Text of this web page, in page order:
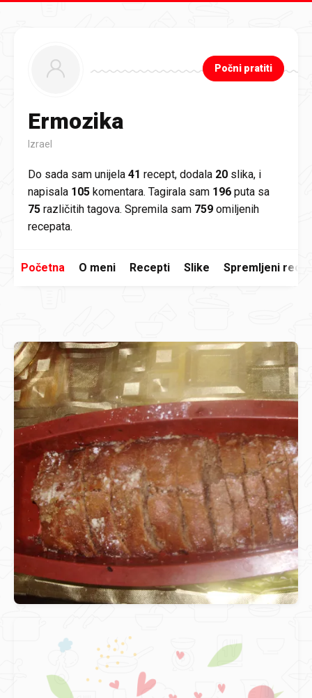
Ermozika
Izrael
Počni pratiti
Do sada sam unijela 41 recept, dodala 20 slika, i
napisala 105 komentara. Tagirala sam 196 puta sa
75 različitih tagova. Spremila sam 759 omiljenih
recepata.
Početna O meni Recepti Slike Spremljeni